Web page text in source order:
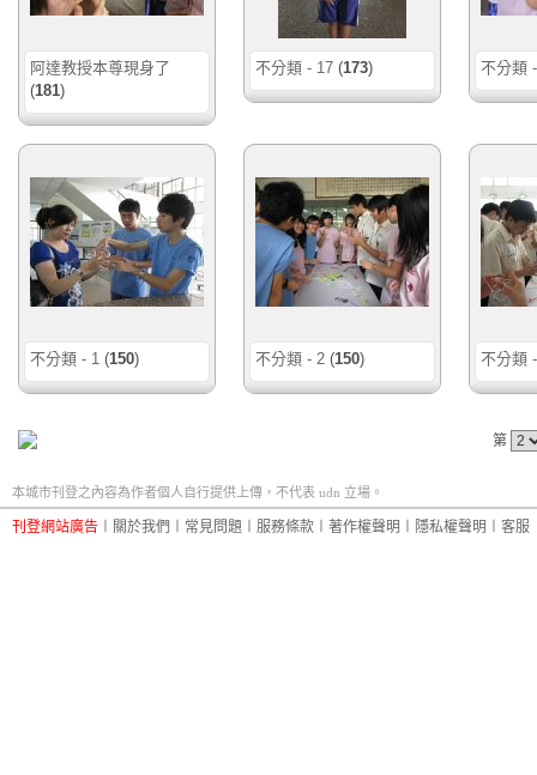
阿達教授本尊現身了
(181)
不分類 - 17 (173) 不分類
不分類 - 1 (150) 不分類 - 2 (150) 不分類
第
本城市刊登之內容為作者個人自行提供上傳，不代表 udn 立場。
刊登網站廣告 關於我們 常見問題 服務條款 著作權聲明 隱私權聲明 客服